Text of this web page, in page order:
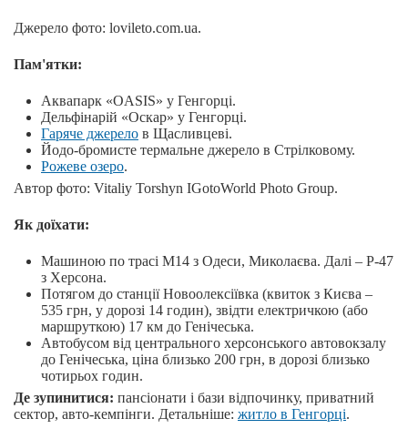
Джерело фото: lovileto.com.ua.
Пам'ятки:
Аквапарк «OASIS» у Генгорці.
Дельфінарій «Оскар» у Генгорці.
Гаряче джерело в Щасливцеві.
Йодо-бромисте термальне джерело в Стрілковому.
Рожеве озеро.
Автор фото: Vitaliy Torshyn IGotoWorld Photo Group.
Як доїхати:
Машиною по трасі М14 з Одеси, Миколаєва. Далі – P-47
з Херсона.
Потягом до станції Новоолексіївка (квиток з Києва –
535 грн, у дорозі 14 годин), звідти електричкою (або
маршруткою) 17 км до Генічеська.
Автобусом від центрального херсонського автовокзалу
до Генічеська, ціна близько 200 грн, в дорозі близько
чотирьох годин.
Де зупинитися: пансіонати і бази відпочинку, приватний
сектор, авто-кемпінги. Детальніше: житло в Генгорці.